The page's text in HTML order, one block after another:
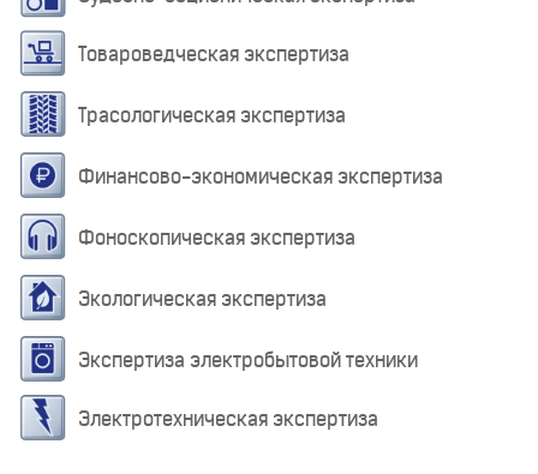
Товароведческая экспертиза
Трасологическая экспертиза
Финансово-экономическая экспертиза
Фоноскопическая экспертиза
Экологическая экспертиза
Экспертиза электробытовой техники
Электротехническая экспертиза